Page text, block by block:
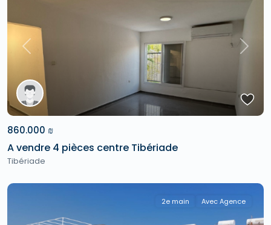
Previous Next
860.000 ₪
A vendre 4 pièces centre Tibériade
Tibériade
2e main Avec Agence